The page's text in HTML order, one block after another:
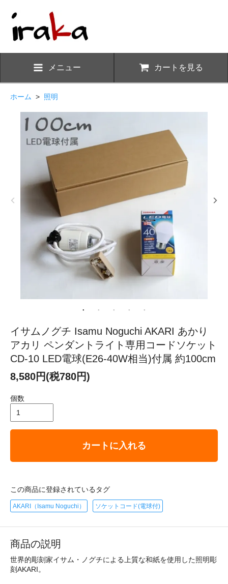
メニュー カートを見る
ホーム > 照明
イサムノグチ Isamu Noguchi AKARI あかり
アカリ ペンダントライト専用コードソケット
CD-10 LED電球(E26-40W相当)付属 約100cm
8,580円(税780円)
個数
カートに入れる
この商品に登録されているタグ
AKARI（Isamu Noguchi） ソケットコード(電球付)
商品の説明
世界的彫刻家イサム・ノグチによる上質な和紙を使用した照明彫
刻AKARI。